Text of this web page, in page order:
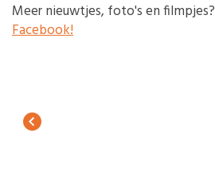
Meer nieuwtjes, foto's en filmpjes?
Facebook!